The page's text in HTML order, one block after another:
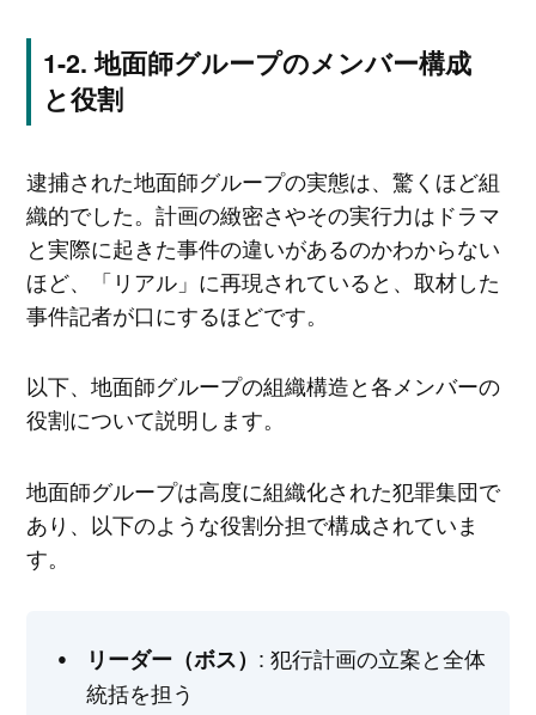
地面師グループのメンバー構成
と役割
逮捕された地面師グループの実態は、驚くほど組
織的でした。計画の緻密さやその実行力はドラマ
と実際に起きた事件の違いがあるのかわからない
ほど、「リアル」に再現されていると、取材した
事件記者が口にするほどです。
以下、地面師グループの組織構造と各メンバーの
役割について説明します。
地面師グループは高度に組織化された犯罪集団で
あり、以下のような役割分担で構成されていま
す。
リーダー（ボス） : 犯行計画の立案と全体
統括を担う